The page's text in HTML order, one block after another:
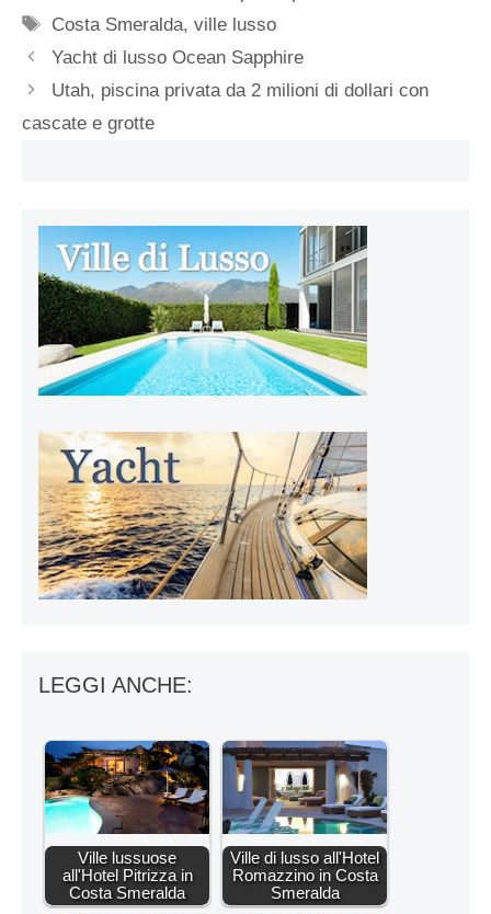
Tag
Costa Smeralda,ville lusso
Yacht di lusso Ocean Sapphire
Utah, piscina privata da 2 milioni di dollari con
cascate e grotte
LEGGI ANCHE:
Ville lussuose
all'Hotel Pitrizza in
Costa Smeralda
Ville di lusso all'Hotel
Romazzino in Costa
Smeralda